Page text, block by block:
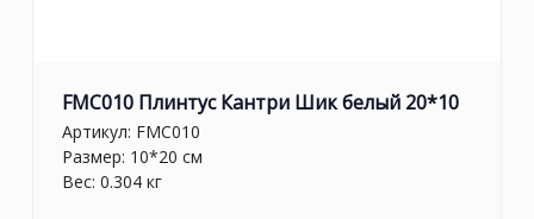
FMC010 Плинтус Кантри Шик белый 20*10
Артикул: FMC010
Размер: 10*20 см
Вес: 0.304 кг